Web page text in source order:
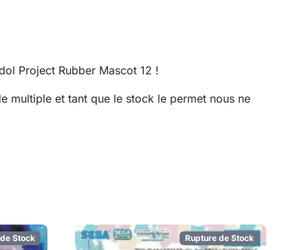
Project Rubber Mascot 12 !
multiple et tant que le stock le permet nous ne
Stock Rupture de Stock